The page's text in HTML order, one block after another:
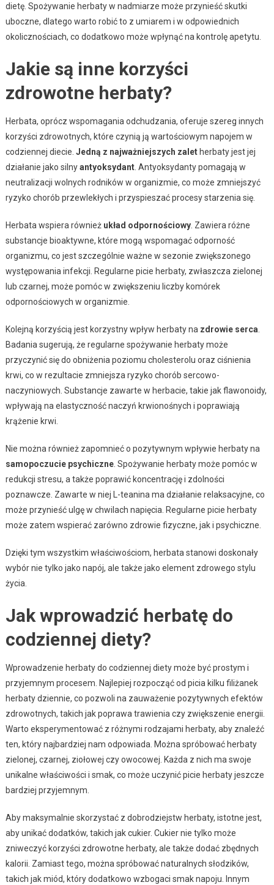
dietę. Spożywanie herbaty w nadmiarze może przynieść skutki
uboczne, dlatego warto robić to z umiarem i w odpowiednich
okolicznościach, co dodatkowo może wpłynąć na kontrolę apetytu.
Jakie są inne korzyści
zdrowotne herbaty?
Herbata, oprócz wspomagania odchudzania, oferuje szereg innych
korzyści zdrowotnych, które czynią ją wartościowym napojem w
codziennej diecie. Jedną z najważniejszych zaletherbaty jest jej
działanie jako silnyantyoksydant. Antyoksydanty pomagają w
neutralizacji wolnych rodników w organizmie, co może zmniejszyć
ryzyko chorób przewlekłych i przyspieszać procesy starzenia się.
Herbata wspiera również układ odpornościowy. Zawiera różne
substancje bioaktywne, które mogą wspomagać odporność
organizmu, co jest szczególnie ważne w sezonie zwiększonego
występowania infekcji. Regularne picie herbaty, zwłaszcza zielonej
lub czarnej, może pomóc w zwiększeniu liczby komórek
odpornościowych w organizmie.
Kolejną korzyścią jest korzystny wpływ herbaty na zdrowie serca
Badania sugerują, że regularne spożywanie herbaty może
przyczynić się do obniżenia poziomu cholesterolu oraz ciśnienia
krwi, co w rezultacie zmniejsza ryzyko chorób sercowo-
naczyniowych. Substancje zawarte w herbacie, takie jak flawonoidy,
wpływają na elastyczność naczyń krwionośnych i poprawiają
krążenie krwi.
Nie można również zapomnieć o pozytywnym wpływie herbaty na
samopoczucie psychiczne. Spożywanie herbaty może pomóc w
redukcji stresu, a także poprawić koncentrację i zdolności
poznawcze. Zawarte w niej L-teanina ma działanie relaksacyjne, co
może przynieść ulgę w chwilach napięcia. Regularne picie herbaty
może zatem wspierać zarówno zdrowie fizyczne, jak i psychiczne.
Dzięki tym wszystkim właściwościom, herbata stanowi doskonały
wybór nie tylko jako napój, ale także jako element zdrowego stylu
życia.
Jak wprowadzić herbatę do
codziennej diety?
Wprowadzenie herbaty do codziennej diety może być prostym i
przyjemnym procesem. Najlepiej rozpocząć od picia kilku filiżanek
herbaty dziennie, co pozwoli na zauważenie pozytywnych efektów
zdrowotnych, takich jak poprawa trawienia czy zwiększenie energii.
Warto eksperymentować z różnymi rodzajami herbaty, aby znaleźć
ten, który najbardziej nam odpowiada. Można spróbować herbaty
zielonej, czarnej, ziołowej czy owocowej. Każda z nich ma swoje
unikalne właściwości i smak, co może uczynić picie herbaty jeszcze
bardziej przyjemnym.
Aby maksymalnie skorzystać z dobrodziejstw herbaty, istotne jest,
aby unikać dodatków, takich jak cukier. Cukier nie tylko może
zniweczyć korzyści zdrowotne herbaty, ale także dodać zbędnych
kalorii. Zamiast tego, można spróbować naturalnych słodzików,
takich jak miód, który dodatkowo wzbogaci smak napoju. Innym